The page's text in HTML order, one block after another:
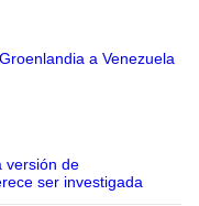
a Venezuela
versión de
ser investigada